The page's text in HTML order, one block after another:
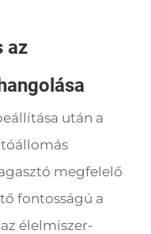
az
után a
megfelelő
fontosságú a
élelmiszer-